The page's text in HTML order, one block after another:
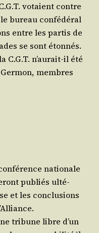
votaient contre
bureau confé­dé­ral
entre les par­tis de
se sont éton­nés.
C.G.T. n’aurait-il été
membres
natio­nale
publiés ulté­
et les conclu­sions
tri­bune libre d’un